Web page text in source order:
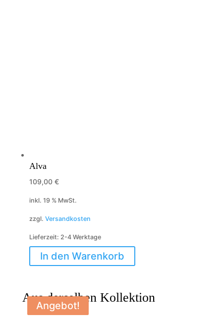
Alva
109,00 €
inkl. 19 % MwSt.
zzgl. Versandkosten
Lieferzeit: 2-4 Werktage
In den Warenkorb
Aus derselben Kollektion
Angebot!
Angebot!